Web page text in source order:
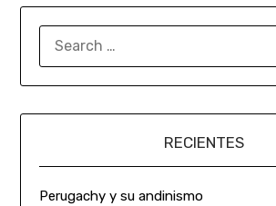
RECIENTES
Perugachy y su andinismo